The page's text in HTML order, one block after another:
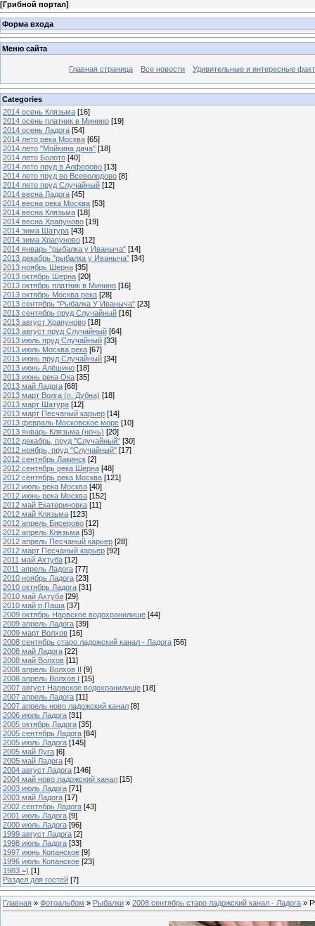
[Грибной портал]
Форма входа
Меню сайта
Главная страница Все новости Удивительные и интересные
Categories
2014 осень Клязьма [16]
2014 осень платник в Минино [19]
2014 осень Ладога [54]
2014 лето река Москва [65]
2014 лето "Мойкина дача" [18]
2014 лето Болото [40]
2014 лето пруд в Алферово [13]
2014 лето пруд во Всеволодово [8]
2014 лето пруд Случайный [12]
2014 весна Ладога [45]
2014 весна река Москва [53]
2014 весна Клязьма [18]
2014 весна Храпуново [19]
2014 зима Шатура [43]
2014 зима Храпуново [12]
2014 январь "рыбалка у Иваныча" [14]
2013 декабрь "рыбалка у Иваныча" [34]
2013 ноябрь Шерна [35]
2013 октябрь Шерна [20]
2013 октябрь платник в Минино [16]
2013 октябрь Москва река [28]
2013 сентябрь "Рыбалка У Иваныча" [23]
2013 сентябрь пруд Случайный [16]
2013 август Храпуново [18]
2013 август пруд Случайный [64]
2013 июль пруд Случайный [33]
2013 июль Москва река [67]
2013 июнь пруд Случайный [34]
2013 июнь Алёшино [18]
2013 июнь река Ока [35]
2013 май Ладога [68]
2013 март Волга (п. Дубна) [18]
2013 март Шатура [12]
2013 март Песчаный карьер [14]
2013 февраль Московское море [10]
2013 январь Клязьма (ночь) [20]
2012 декабрь, пруд "Случайный" [30]
2012 ноябрь, пруд "Случайный" [17]
2012 сентябрь Лакинск [2]
2012 сентябрь река Шерна [48]
2012 сентябрь река Москва [121]
2012 июль река Москва [40]
2012 июнь река Москва [152]
2012 май Екатериновка [11]
2012 май Клязьма [123]
2012 апрель Бисерово [12]
2012 апрель Клязьма [53]
2012 апрель Песчаный карьер [28]
2012 март Песчаный карьер [92]
2011 май Ахтуба [12]
2011 апрель Ладога [77]
2010 ноябрь Ладога [23]
2010 октябрь Ладога [31]
2010 май Ахтуба [29]
2010 май р.Паша [37]
2009 октябрь Нарвское водохранилище [44]
2009 апрель Ладога [39]
2009 март Волхов [16]
2008 сентябрь старо ладожский канал - Ладога [56]
2008 май Ладога [22]
2008 май Волхов [11]
2008 апрель Волхов II [9]
2008 апрель Волхов I [15]
2007 август Нарвское водохранилище [18]
2007 апрель Ладога [11]
2007 апрель ново ладожский канал [8]
2006 июль Ладога [31]
2005 октябрь Ладога [35]
2005 сентябрь Ладога [84]
2005 июль Ладога [145]
2005 май Луга [6]
2005 май Ладога [4]
2004 август Ладога [146]
2004 май ново ладожский канал [15]
2003 июль Ладога [71]
2003 май Ладога [17]
2002 сентябрь Ладога [43]
2001 июль Ладога [9]
2000 июль Ладога [96]
1999 август Ладога [2]
1998 июль Ладога [33]
1997 июнь Копанское [9]
1996 июль Копанское [23]
1983 =) [1]
Раздел для гостей [7]
Главная » Фотоальбом » Рыбалки » 2008 сентябрь старо ладожский канал - Ладога »